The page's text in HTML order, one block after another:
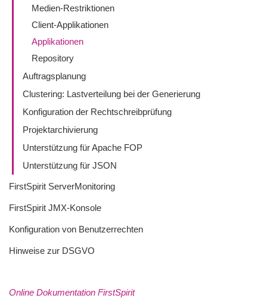
Medien-Restriktionen
Client-Applikationen
Applikationen
Repository
Auftragsplanung
Clustering: Lastverteilung bei der Generierung
Konfiguration der Rechtschreibprüfung
Projektarchivierung
Unterstützung für Apache FOP
Unterstützung für JSON
FirstSpirit ServerMonitoring
FirstSpirit JMX-Konsole
Konfiguration von Benutzerrechten
Hinweise zur DSGVO
Online Dokumentation FirstSpirit